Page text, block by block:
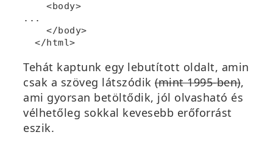
    <body>
...
    </body>
  </html>
Tehát kaptunk egy lebutított oldalt, amin
csak a szöveg látszódik (mint 1995-ben),
ami gyorsan betöltődik, jól olvasható és
vélhetőleg sokkal kevesebb erőforrást
eszik.